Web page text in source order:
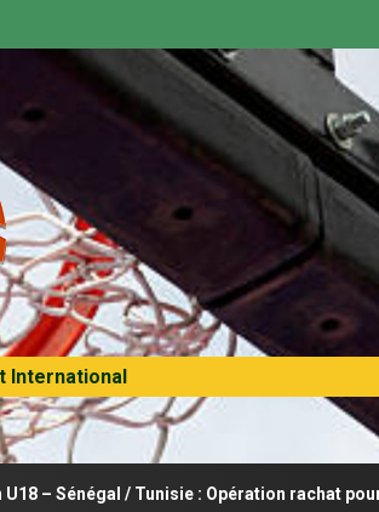
International
Tunisie : Opération rachat pour les Lioncelles